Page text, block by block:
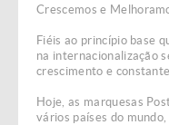
Crescemos e
Fiéis ao princípio base
na internacionalização
crescimento e
Hoje, as marquesas
vários países do